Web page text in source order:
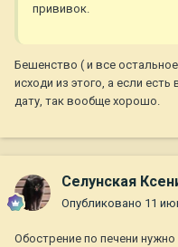
прививок.
Бешенство ( и все
исходи из этого, а если
дату, так вообще хорошо.
Селунская
Опубликовано 11
Обострение по печени